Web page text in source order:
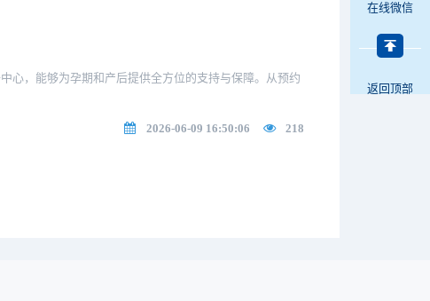
心，能够为孕期和产后提供全方位的支持与保障。从预约
2026-06-09 16:50:06 218
在线微信
返回顶部